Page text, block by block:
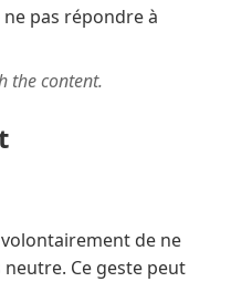
the content.
de ne
neutre. Ce geste peut